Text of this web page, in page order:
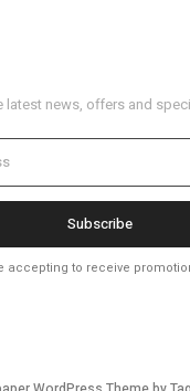
latest news, offers and
Subscribe
accepting to receive